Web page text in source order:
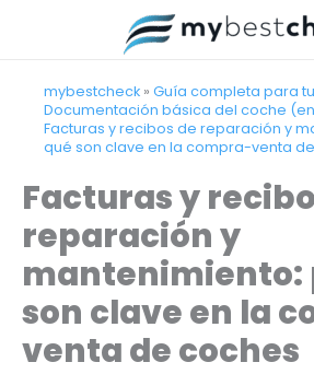
mybestcheck » Guía completa para
Documentación básica del coche
Facturas y recibos de reparación y
qué son clave en la compra-venta
Facturas y
reparación y
mantenimiento:
son clave en la
venta de coches